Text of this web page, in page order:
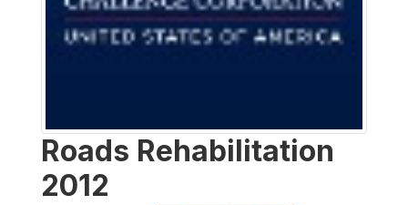
Roads Rehabilitation
2012